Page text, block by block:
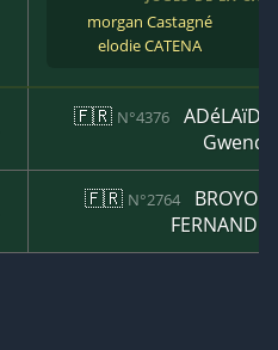
morgan Castagné
elodie CATENA
🇫🇷 N°4376
🇫🇷 N°2764